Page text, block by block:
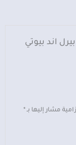
اند بيوتي
مشار إليها بـ*